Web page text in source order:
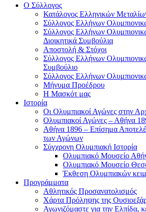
Ο Σύλλογος
Κατάλογος Ελληνικών
Σύλλογος Ελλήνων
Σύλλογος Ελλήνων
Διοικητικά Συμβούλια
Αποστολή & Στόχοι
Σύλλογος Ελλήνων
Συμβούλιο
Σύλλογος Ελλήνων
Μήνυμα Προέδρου
Η Μασκότ μας
Ιστορία
Οι Ολυμπιακοί Αγώνες στην
Ολυμπιακοί Αγώνες – Αθήνα
Αθήνα 1896 – Επίσημα
των Αγώνων
Σύγχρονη Ολυμπιακή Ιστορία
Ολυμπιακό Μουσείο
Ολυμπιακό Μουσείο
Έκθεση Ολυμπιακών
Προγράμματα
Αθλητικός Προσανατολισμός
Χάρτα Πρόληψης της
Αγωνιζόμαστε για την Ελπίδα,